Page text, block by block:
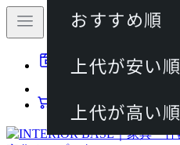
動画マニュアル
カート
おすすめ順
上代が安い順
上代が高い順